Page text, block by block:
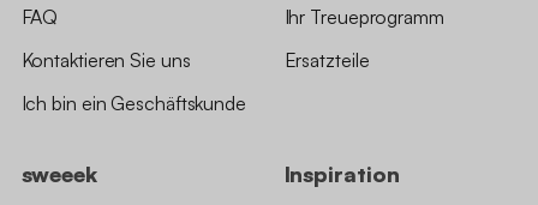
FAQ
Kontaktieren Sie uns
Ich bin ein Geschäftskunde
Ihr Treueprogramm
Ersatzteile
sweeek Inspiration